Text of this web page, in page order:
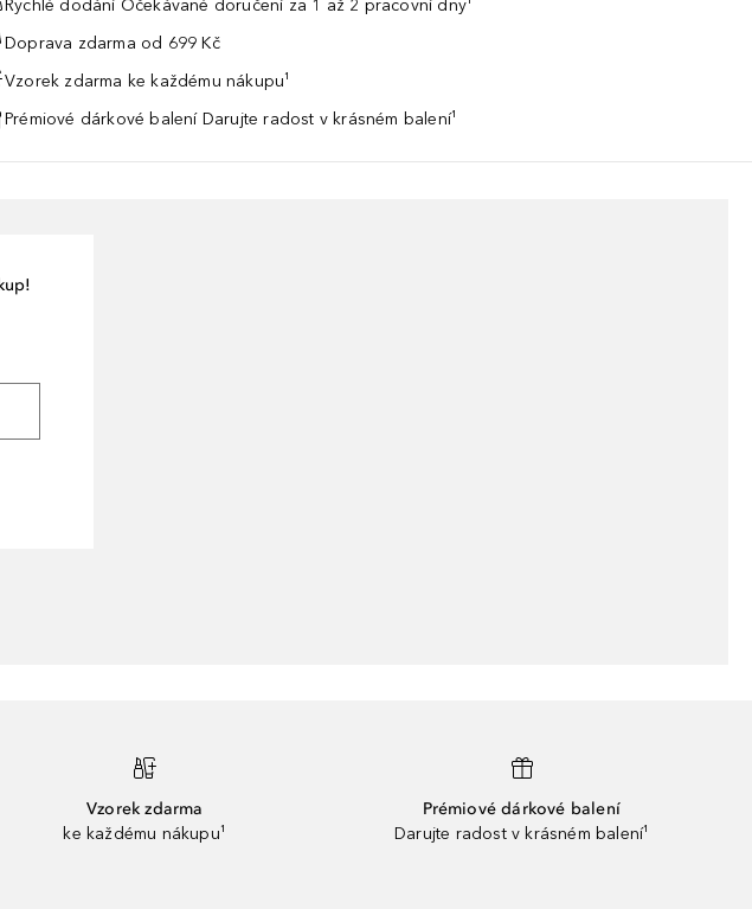
Rychlé dodání Očekávané doručení za 1 až 2 pracovní dny¹
Doprava zdarma od 699 Kč
Vzorek zdarma ke každému nákupu¹
Prémiové dárkové balení Darujte radost v krásném balení¹
Vzorek zdarma
ke každému nákupu¹
Prémiové dárkové balení
Darujte radost v krásném balení¹